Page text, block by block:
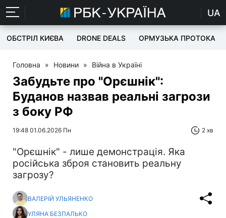
UA
ОБСТРІЛ КИЄВА DRONE DEALS ОРМУЗЬКА ПРОТОКА
Головна » Новини » Війна в Україні
Забудьте про "Орєшнік":
Буданов назвав реальні загрози
з боку РФ
19:48 01.06.2026 Пн 2 хв
"Орєшнік" - лише демонстрація. Яка
російська зброя становить реальну
загрозу?
ВАЛЕРІЙ УЛЬЯНЕНКО
УЛЯНА БЕЗПАЛЬКО